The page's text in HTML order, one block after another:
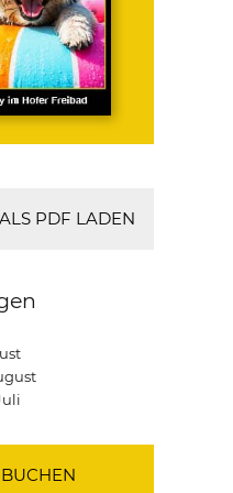
PDF LADEN